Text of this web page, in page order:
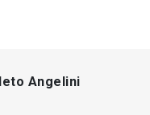
Angelini